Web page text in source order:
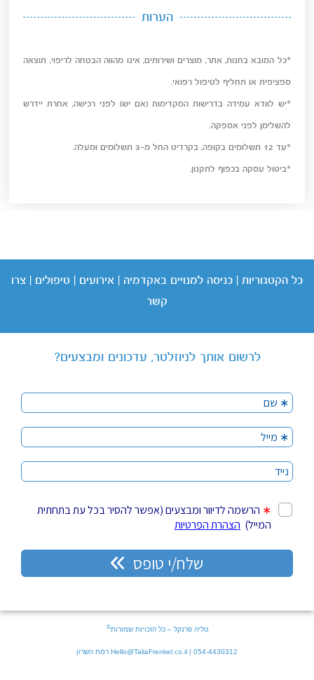
הערות
*כל המובא בחנות, אתר, מוצרים ושירותים, אינו מהווה הבטחה לריפוי, תוצאה
ספציפית או תחליף לטיפול רפואי.
*יש לוודא עמידה בדרישות המקדימות (אם יש) לפני רכישה, אחרת יידרש
להשלימן לפני אספקה.
*עד 12 תשלומים בקופה, בקרדיט החל מ-3 תשלומים ומעלה.
*ביטול עסקה בכפוף לתקנון.
כל הקטגוריות כניסה למנויים באקדמיה אירועים טיפולים
צרו
קשר
לרשום אותך לניוזלטר, עדכונים ומבצעים?
טליה פרנקל – כל הזכויות שמורות©
054-4430312 | Hello@TaliaFrenkel.co.il רמת השרון